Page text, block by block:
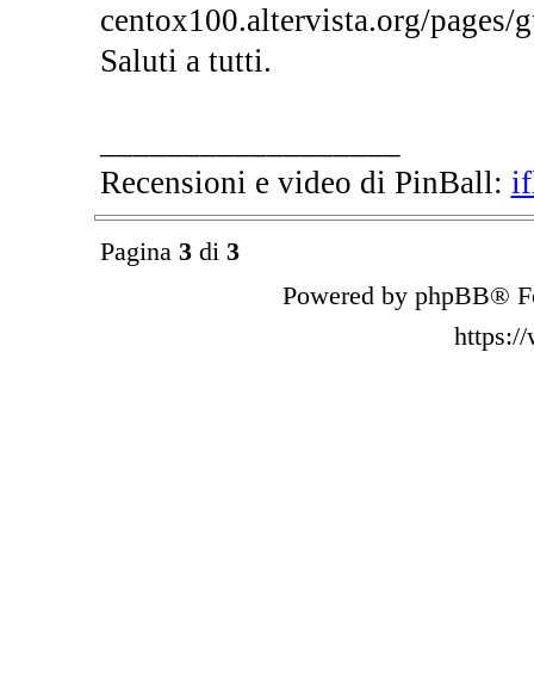
centox100.altervista.org/pages/
Saluti a tutti.
Recensioni e video di PinBall:
Pagina 3di 3
Powered by phpBB®
https://